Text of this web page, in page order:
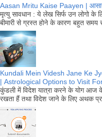
Aasan Mritu Kaise Paayen |
मृत्यु सावधान : ये लेख सिर्फ उन लोगो के
बीमारी से ग्रस्त होने के कारण बहुत समय
Kundali Mein Videsh Jane Ke
| Astrological Options to Visit
कुंडली में विदेश यात्रा करने के योग आज
रखता हैं तथा विदेश जाने के लिए अथक